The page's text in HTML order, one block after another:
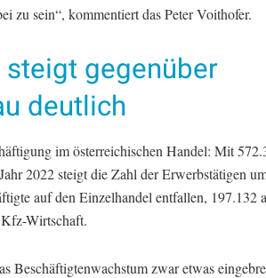
zu sein“, kommentiert das Peter Voithofer.
gegenüber
deutlich
im österreichischen Handel: Mit
2022 steigt die Zahl der Erwerbstätigen
auf den Einzelhandel entfallen, 197.132
Wirtschaft.
Beschäftigtenwachstum zwar etwas